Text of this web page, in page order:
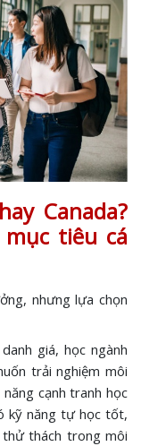
Canada?
tiêu cá
nhưng lựa chọn
giá, học ngành
trải nghiệm môi
cạnh tranh học
kỹ năng tự học tốt,
thách trong môi